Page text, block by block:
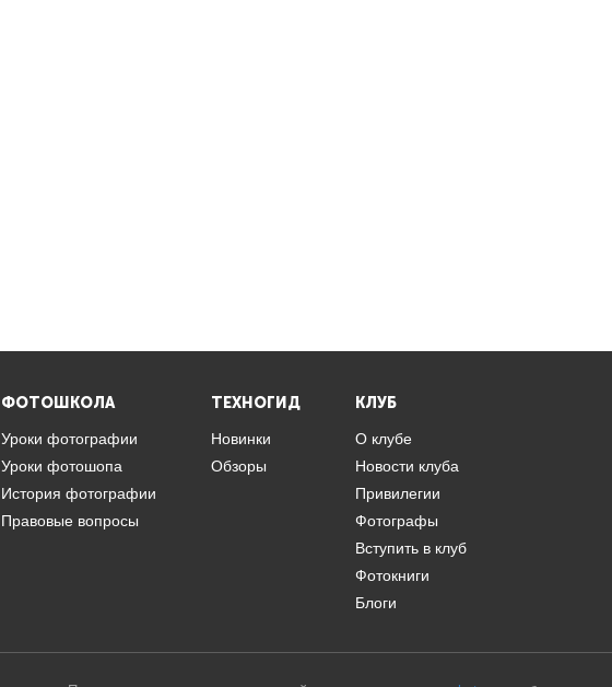
ФОТОШКОЛА
Уроки фотографии
Уроки фотошопа
История фотографии
Правовые вопросы
ТЕХНОГИД
Новинки
Обзоры
КЛУБ
О клубе
Новости клуба
Привилегии
Фотографы
Вступить в клуб
Фотокниги
Блоги